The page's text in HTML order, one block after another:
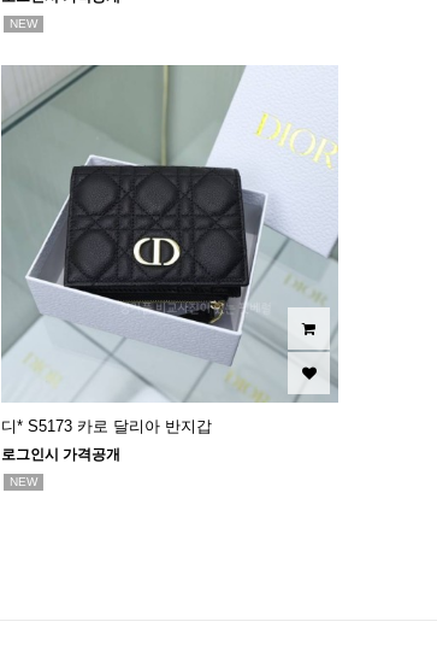
NEW
디* S5173 카로 달리아 반지갑
로그인시 가격공개
NEW